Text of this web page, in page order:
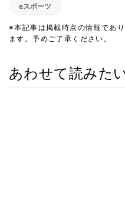
eスポーツ
※本記事は掲載時点の情報であ
ます。予めご了承ください。
あわせて読みた